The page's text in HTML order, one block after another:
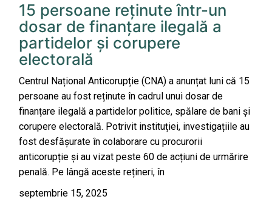
15 persoane reținute într-un
dosar de finanțare ilegală a
partidelor și corupere
electorală
Centrul Național Anticorupție (CNA) a anunțat luni că 15
persoane au fost reținute în cadrul unui dosar de
finanțare ilegală a partidelor politice, spălare de bani și
corupere electorală. Potrivit instituției, investigațiile au
fost desfășurate în colaborare cu procurorii
anticorupție și au vizat peste 60 de acțiuni de urmărire
penală. Pe lângă aceste rețineri, în
septembrie 15, 2025